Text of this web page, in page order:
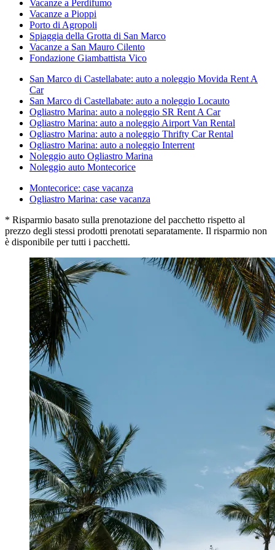
Vacanze a Perdifumo
Vacanze a Pioppi
Porto di Agropoli
Spiaggia della Grotta di San Marco
Vacanze a San Mauro Cilento
Fondazione Giambattista Vico
San Marco di Castellabate: auto a noleggio Movida Rent A
Car
San Marco di Castellabate: auto a noleggio Locauto
Ogliastro Marina: auto a noleggio SR Rent A Car
Ogliastro Marina: auto a noleggio Airport Van Rental
Ogliastro Marina: auto a noleggio Thrifty Car Rental
Ogliastro Marina: auto a noleggio Interrent
Noleggio auto Ogliastro Marina
Noleggio auto Montecorice
Montecorice: case vacanza
Ogliastro Marina: case vacanza
* Risparmio basato sulla prenotazione del pacchetto rispetto al
prezzo degli stessi prodotti prenotati separatamente. Il risparmio non
è disponibile per tutti i pacchetti.